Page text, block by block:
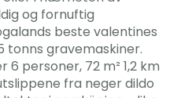
og fornuftig
beste valentines
tonns gravemaskiner.
personer, 72 m² 1,2 km
fra neger dildo